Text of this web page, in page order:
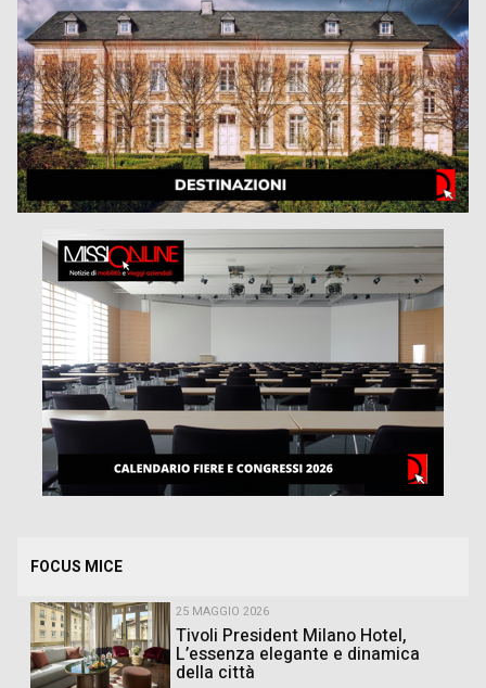
FOCUS MICE
25 MAGGIO 2026
Tivoli President Milano Hotel,
L’essenza elegante e dinamica
della città